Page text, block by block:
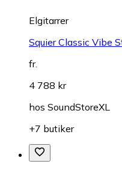
Elgitarrer
Squier Classic Vibe
fr.
4 788 kr
hos SoundStoreXL
+7 butiker